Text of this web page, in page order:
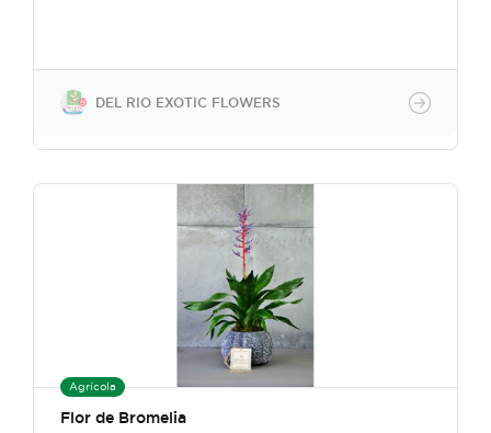
DEL RIO EXOTIC FLOWERS
Agrícola
Flor de Bromelia